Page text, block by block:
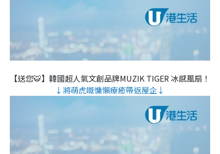
【送您🐯】韓國超人氣文創品牌MUZIK TIGER 冰感風扇！
↓將萌虎嘅慵懶療癒帶返屋企↓